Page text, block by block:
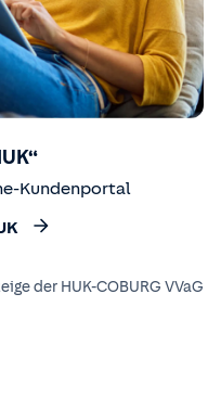
Kundenportal
der HUK-COBURG VVaG